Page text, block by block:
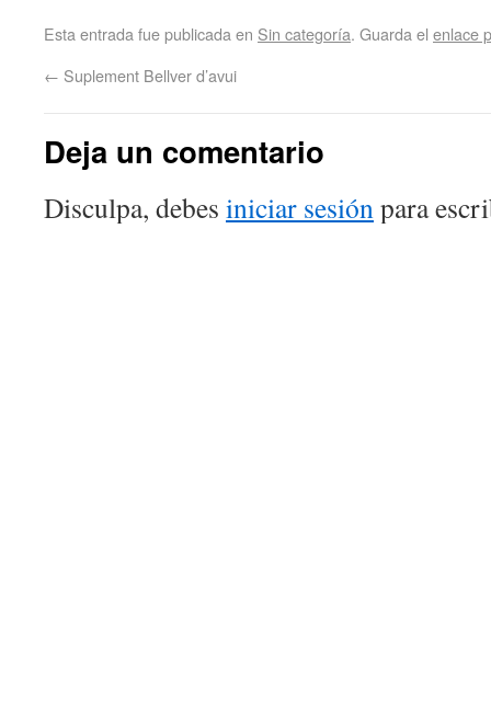
Esta entrada fue publicada en Sin categoría. Guarda el enlace
← Suplement Bellver d’avui
Deja un comentario
Disculpa, debes iniciar sesiónpara